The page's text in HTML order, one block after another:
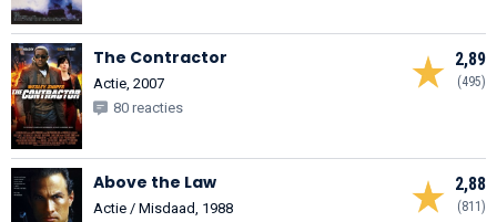
2,89
(495)
The Contractor
Actie, 2007
80 reacties
2,88
(811)
Above the Law
Actie / Misdaad, 1988